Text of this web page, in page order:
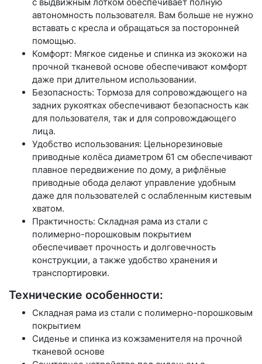
автономность пользователя. Вам больше не нужно
вставать с кресла и обращаться за посторонней
помощью.
Комфорт: Мягкое сиденье и спинка из экокожи на
прочной тканевой основе обеспечивают комфорт
даже при длительном использовании.
Безопасность: Тормоза для сопровождающего на
задних рукоятках обеспечивают безопасность как
для пользователя, так и для сопровождающего
лица.
Удобство использования: Цельнорезиновые
приводные колёса диаметром 61 см обеспечивают
плавное передвижение по дому, а рифлёные
приводные обода делают управление удобным
даже для пользователей с ослабленным кистевым
хватом.
Практичность: Складная рама из стали с
полимерно-порошковым покрытием
обеспечивает прочность и долговечность
конструкции, а также удобство хранения и
транспортировки.
Технические особенности:
Складная рама из стали с полимерно-порошковым
покрытием
Сиденье и спинка из кожзаменителя на прочной
тканевой основе